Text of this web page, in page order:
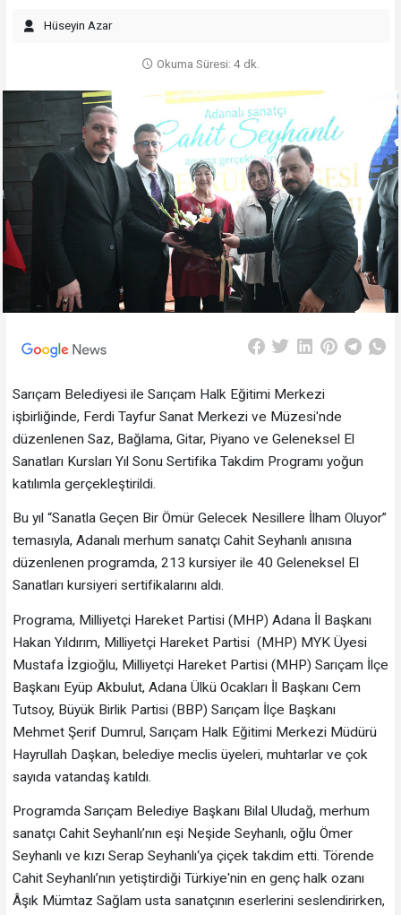
Hüseyin Azar
Okuma Süresi: 4 dk.
Sarıçam Belediyesi ile Sarıçam Halk Eğitimi Merkezi
işbirliğinde, Ferdi Tayfur Sanat Merkezi ve Müzesi'nde
düzenlenen Saz, Bağlama, Gitar, Piyano ve Geleneksel El
Sanatları Kursları Yıl Sonu Sertifika Takdim Programı yoğun
katılımla gerçekleştirildi.
Bu yıl “Sanatla Geçen Bir Ömür Gelecek Nesillere İlham Oluyor”
temasıyla, Adanalı merhum sanatçı Cahit Seyhanlı anısına
düzenlenen programda, 213 kursiyer ile 40 Geleneksel El
Sanatları kursiyeri sertifikalarını aldı.
Programa, Milliyetçi Hareket Partisi (MHP) Adana İl Başkanı
Hakan Yıldırım, Milliyetçi Hareket Partisi (MHP) MYK Üyesi
Mustafa İzgioğlu, Milliyetçi Hareket Partisi (MHP) Sarıçam İlçe
Başkanı Eyüp Akbulut, Adana Ülkü Ocakları İl Başkanı Cem
Tutsoy, Büyük Birlik Partisi (BBP) Sarıçam İlçe Başkanı
Mehmet Şerif Dumrul, Sarıçam Halk Eğitimi Merkezi Müdürü
Hayrullah Daşkan, belediye meclis üyeleri, muhtarlar ve çok
sayıda vatandaş katıldı.
Programda Sarıçam Belediye Başkanı Bilal Uludağ, merhum
sanatçı Cahit Seyhanlı’nın eşi Neşide Seyhanlı, oğlu Ömer
Seyhanlı ve kızı Serap Seyhanlı‘ya çiçek takdim etti. Törende
Cahit Seyhanlı’nın yetiştirdiği Türkiye'nin en genç halk ozanı
Âşık Mümtaz Sağlam usta sanatçının eserlerini seslendirirken,